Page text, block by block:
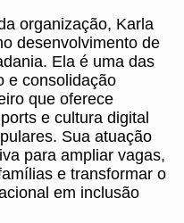
organização, Karla
desenvolvimento de
Ela é uma das
e consolidação
que oferece
e cultura digital
Sua atuação
para ampliar vagas,
e transformar o
em inclusão